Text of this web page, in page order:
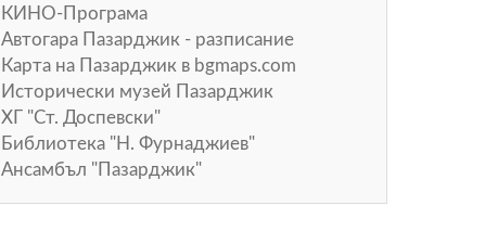
КИНО-Програма
Автогара Пазарджик - разписание
Карта на Пазарджик в bgmaps.com
Исторически музей Пазарджик
ХГ "Ст. Доспевски"
Библиотека "Н. Фурнаджиев"
Ансамбъл "Пазарджик"